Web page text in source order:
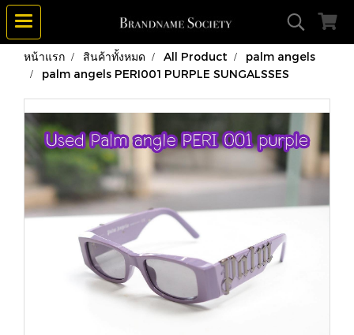
หน้าแรก สินค้าทั้งหมด All Product
palm angels
palm angels PERI001 PURPLE SUNGALSSES